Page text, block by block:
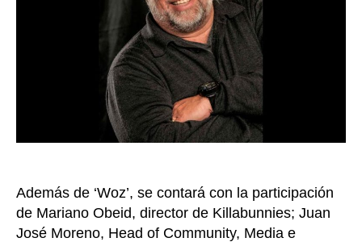
en
Además de ‘Woz’, se contará con la participación
de Mariano Obeid, director de Killabunnies; Juan
José Moreno, Head of Community, Media e